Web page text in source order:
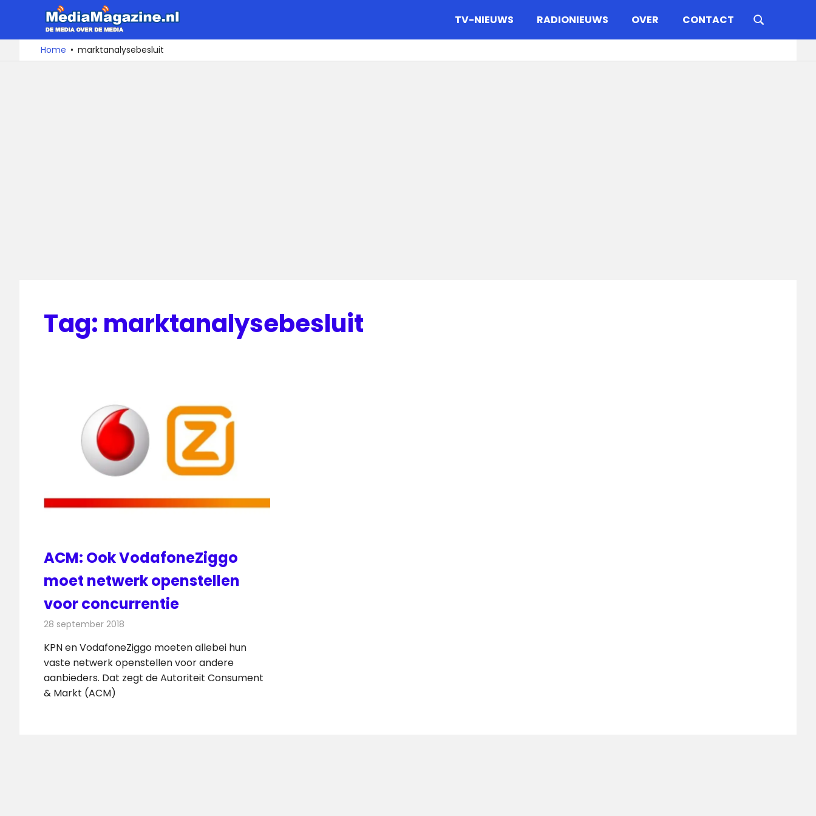
naar
De
media
over
TV-NIEUWS RADIONIEUWS OVER CONTACT
Home marktanalysebesluit
Tag: marktanalysebesluit
ACM: Ook VodafoneZiggo
moet netwerk openstellen
voor concurrentie
28 september 2018
KPN en VodafoneZiggo moeten allebei hun
vaste netwerk openstellen voor andere
aanbieders. Dat zegt de Autoriteit Consument
& Markt (ACM)